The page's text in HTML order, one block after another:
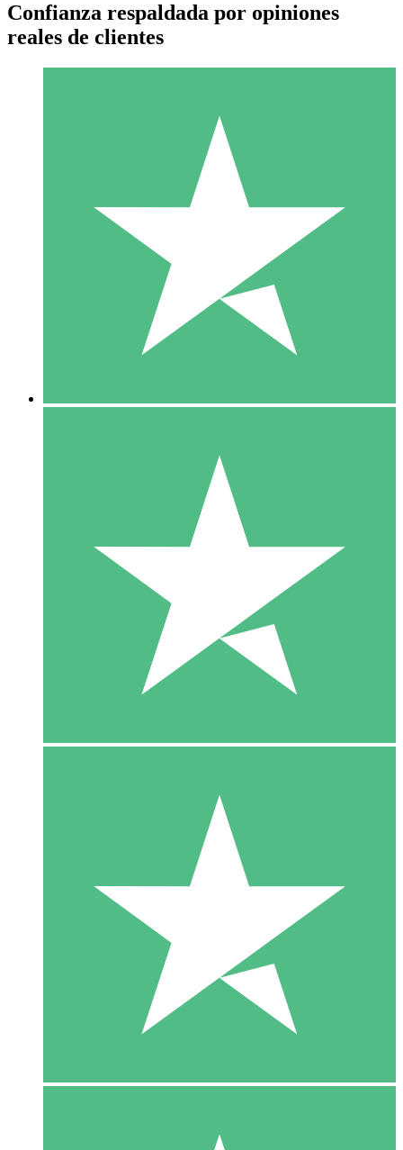
Paquetes de Créditos Individuales
Paga según el uso con créditos de descarga. Sin compromiso
10 00
10 Descargas
20 00
Confianza respaldada por opiniones
reales de clientes